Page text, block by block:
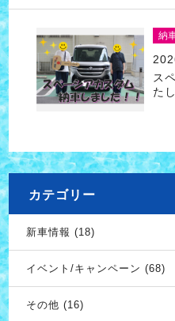
納
ス
た
カテゴリー
新車情報 (18)
イベント/キャンペーン (68)
その他 (16)